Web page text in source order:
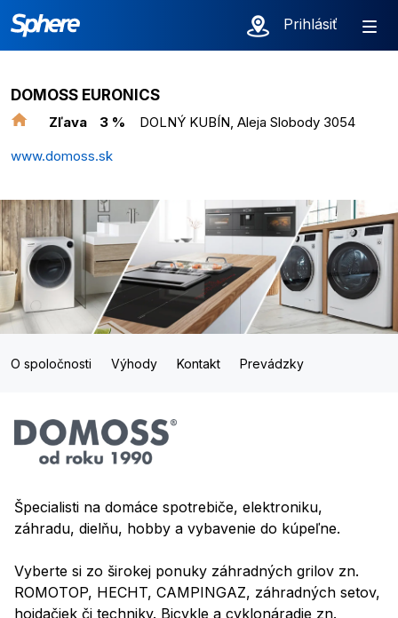
Prihlásiť
DOMOSS EURONICS
Zľava 3 %
DOLNÝ KUBÍN, Aleja Slobody 3054
www.domoss.sk
O spoločnosti Výhody Kontakt Prevádzky
Špecialisti na domáce spotrebiče, elektroniku,
záhradu, dielňu, hobby a vybavenie do kúpeľne.
Vyberte si zo širokej ponuky záhradných grilov zn.
ROMOTOP, HECHT, CAMPINGAZ, záhradných setov,
hojdačiek či techniky. Bicykle a cyklonáradie zn.